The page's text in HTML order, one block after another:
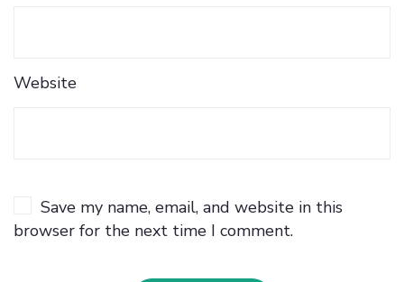
Website
Save my name, email, and website in this
browser for the next time I comment.